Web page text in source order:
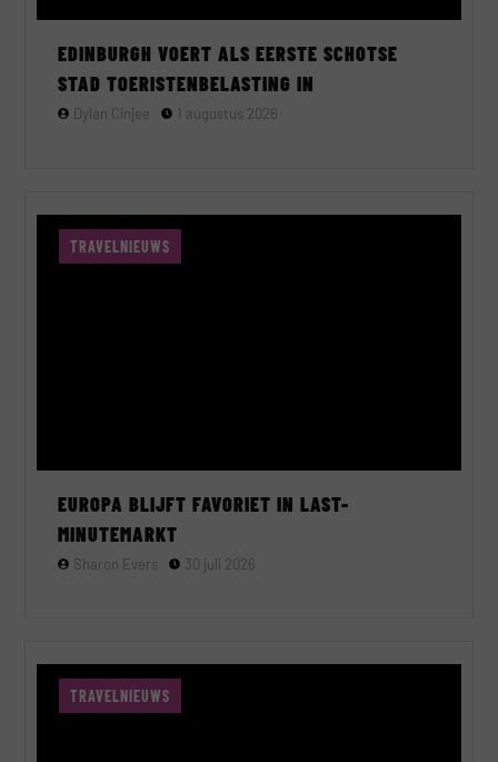
EDINBURGH VOERT ALS EERSTE SCHOTSE
STAD TOERISTENBELASTING IN
Dylan Cinjee 1 augustus 2026
TRAVELNIEUWS
EUROPA BLIJFT FAVORIET IN LAST-
MINUTEMARKT
Sharon Evers 30 juli 2026
TRAVELNIEUWS